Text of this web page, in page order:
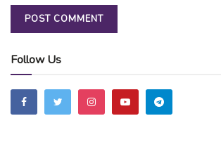
Follow Us